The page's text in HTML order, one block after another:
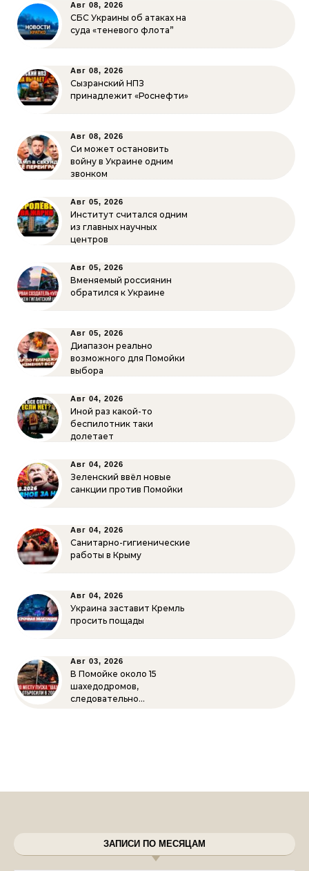
Авг 08, 2026
СБС Украины об атаках на
суда «теневого флота”
Авг 08, 2026
Сызранский НПЗ
принадлежит «Роснефти»
Авг 08, 2026
Си может остановить
войну в Украине одним
звонком
Авг 05, 2026
Институт считался одним
из главных научных
центров
Авг 05, 2026
Вменяемый россиянин
обратился к Украине
Авг 05, 2026
Диапазон реально
возможного для Помойки
выбора
Авг 04, 2026
Иной раз какой-то
беспилотник таки
долетает
Авг 04, 2026
Зеленский ввёл новые
санкции против Помойки
Авг 04, 2026
Санитарно-гигиенические
работы в Крыму
Авг 04, 2026
Украина заставит Кремль
просить пощады
Авг 03, 2026
В Помойке около 15
шахедодромов,
следовательно…
ЗАПИСИ ПО МЕСЯЦАМ